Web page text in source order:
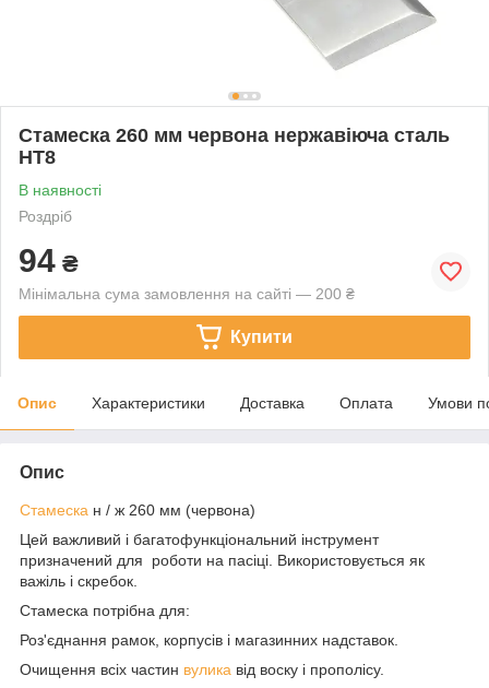
Стамеска 260 мм червона нержавіюча сталь
HT8
В наявності
Роздріб
94 ₴
Мінімальна сума замовлення на сайті — 200 ₴
Купити
Опис Характеристики Доставка Оплата Умови
Опис
Стамеска н / ж 260 мм (червона)
Цей важливий і багатофункціональний інструмент
призначений для роботи на пасіці. Використовується як
важіль і скребок.
Стамеска потрібна для:
Роз'єднання рамок, корпусів і магазинних надставок.
Очищення всіх частин вулика від воску і прополісу.